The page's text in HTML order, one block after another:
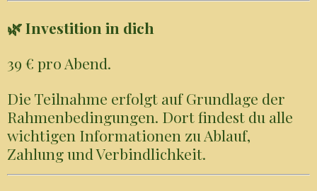
🌿 Investition in dich
39 € pro Abend.
Die Teilnahme erfolgt auf Grundlage der
Rahmenbedingungen. Dort findest du alle
wichtigen Informationen zu Ablauf,
Zahlung und Verbindlichkeit.